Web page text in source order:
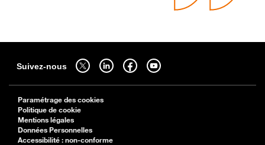
Suivez-nous
Suivez-nous sur twitter - ouverture dans un nouvel onglet
Suivez-nous sur linkedin - ouverture dans un nouvel onglet
Suivez-nous sur facebook - ouverture dans un
Suivez-nous sur youtube - ouverture dans
Paramétrage des cookies
Politique de cookie
Mentions légales
Données Personnelles
Accessibilité : non-conforme